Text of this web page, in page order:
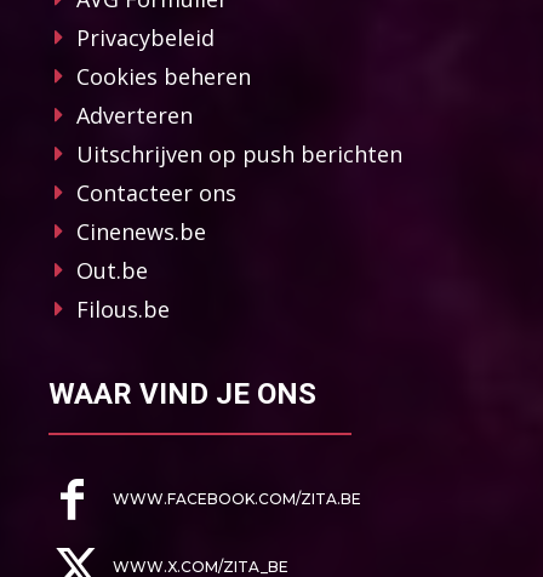
Privacybeleid
Cookies beheren
Adverteren
Uitschrijven op push berichten
Contacteer ons
Cinenews.be
Out.be
Filous.be
WAAR VIND JE ONS
WWW.FACEBOOK.COM/ZITA.BE
WWW.X.COM/ZITA_BE